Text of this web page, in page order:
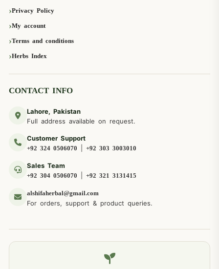
Privacy Policy
My account
Terms and conditions
Herbs Index
CONTACT INFO
Lahore, Pakistan
Full address available on request.
Customer Support
+92 324 0506070 +92 303 3003010
Sales Team
+92 304 0506070 +92 321 3131415
alshifaherbal@gmail.com
For orders, support & product queries.